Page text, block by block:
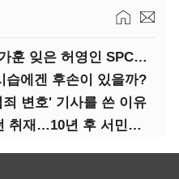
(토마토칼럼)'덕망·도리' 가훈 잊은 허영인 SPC그룹 회장
습에겐 후손이 있을까?
변호' 기사를 쓴 이유
(토마토칼럼)10년 전 어떤 취재…10년 후 서민석·박상용